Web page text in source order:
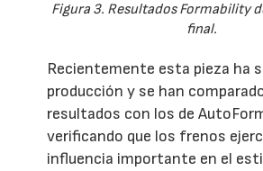
Figura 3. Resultados Formability
final.
Recientemente esta pieza ha
producción y se han
resultados con los de
verificando que los frenos
influencia importante en el